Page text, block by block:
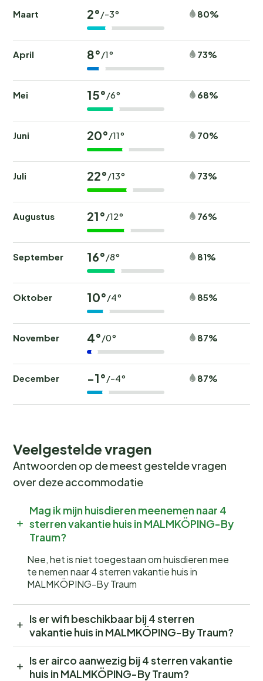
Maart 2°/-3° 80%
April 8°/1° 73%
Mei 15°/6° 68%
Juni 20°/11° 70%
Juli 22°/13° 73%
Augustus 21°/12° 76%
September 16°/8° 81%
Oktober 10°/4° 85%
November 4°/0° 87%
December -1°/-4° 87%
Veelgestelde vragen
Antwoorden op de meest gestelde vragen
over deze accommodatie
Mag ik mijn huisdieren meenemen naar 4
sterren vakantie huis in MALMKÖPING-By
Traum?
Nee, het is niet toegestaan om huisdieren mee
te nemen naar 4 sterren vakantie huis in
MALMKÖPING-By Traum
Is er wifi beschikbaar bij 4 sterren
vakantie huis in MALMKÖPING-By Traum?
Is er airco aanwezig bij 4 sterren vakantie
huis in MALMKÖPING-By Traum?